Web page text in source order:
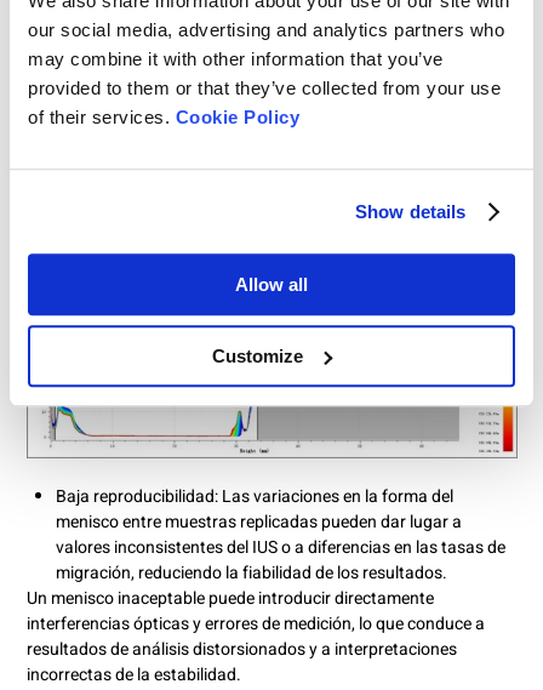
our social media, advertising and analytics partners who
may combine it with other information that you’ve
provided to them or that they’ve collected from your use
of their services. Cookie Policy
Show details
Allow all
Customize
sedimentación).
Clasificación incorrecta de la inestabilidad: Si el menisco
desciende debido a la evaporación o a cambios de
temperatura, el software puede interpretarlo como
sedimentación de la muestra, lo que sobreestima indicadores
Baja reproducibilidad: Las variaciones en la forma del
menisco entre muestras replicadas pueden dar lugar a
valores inconsistentes del IUS o a diferencias en las tasas de
migración, reduciendo la fiabilidad de los resultados.
Un menisco inaceptable puede introducir directamente
interferencias ópticas y errores de medición, lo que conduce a
resultados de análisis distorsionados y a interpretaciones
incorrectas de la estabilidad.